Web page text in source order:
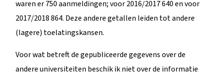
waren er 750 aanmeldingen; voor 2016/2017 640 en voor
2017/2018 864. Deze andere getallen leiden tot andere
(lagere) toelatingskansen.
Voor wat betreft de gepubliceerde gegevens over de
andere universiteiten beschik ik niet over de informatie